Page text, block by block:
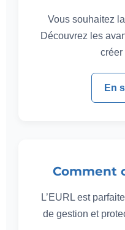
Vous souhaitez
Découvrez les
créer
En
Comment
L’EURL est
de gestion et